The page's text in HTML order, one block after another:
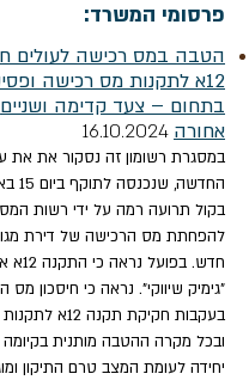
פרסומי המשרד:
הטבה במס רכישה לעולים
12א לתקנות מס רכישה
בתחום – צעד קדימה ושניים
אחורה 16.10.
2024​
בקול תרועה רמה על ידי רשות
להפחתת מס הרכישה של דירת
חדש.
"גימיק שיווקי". נראה כי חיסכון מס
בעקבות חקיקת
ובכל מקרה ההטבה מותנית בקיומה
יחידה לעומת המצב טרם התיקון